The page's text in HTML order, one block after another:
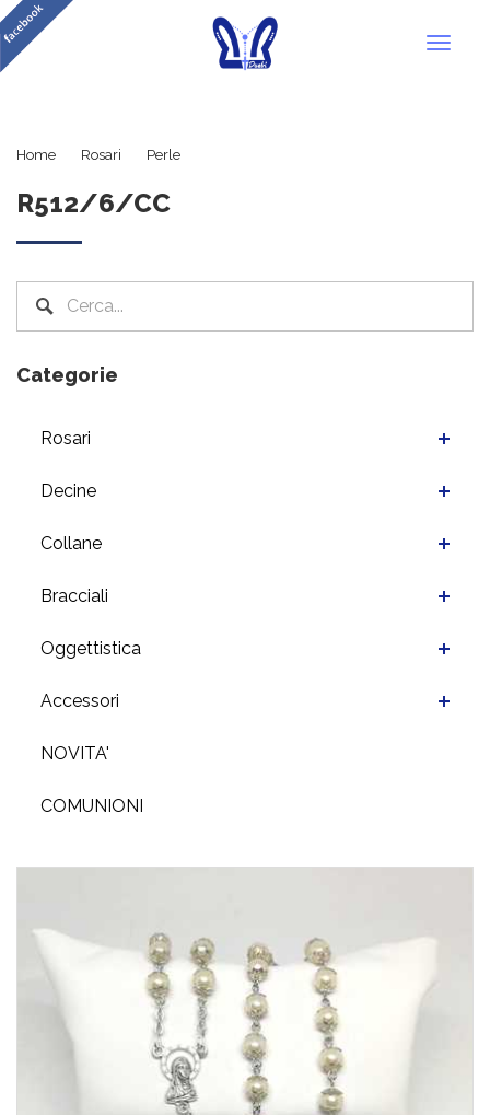
Home Rosari Perle
R512/6/CC
Categorie
Rosari
Decine
Collane
Bracciali
Oggettistica
Accessori
NOVITA'
COMUNIONI